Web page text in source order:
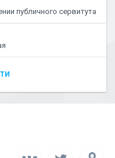
публичного сервитута